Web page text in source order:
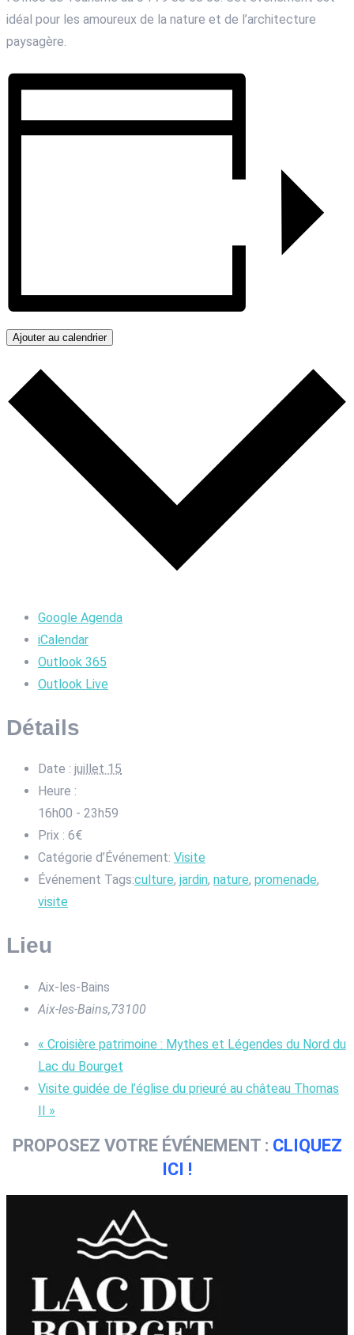
idéal pour les amoureux de la nature et de l’architecture
paysagère.
Ajouter au calendrier
Google Agenda
iCalendar
Outlook 365
Outlook Live
Détails
Date : juillet 15
Heure :
16h00 - 23h59
Prix : 6€
Catégorie d’Événement: Visite
Événement Tags:culture, jardin, nature, promenade,
visite
Lieu
Aix-les-Bains
Aix-les-Bains,73100
« Croisière patrimoine : Mythes et Légendes du Nord du
Lac du Bourget
Visite guidée de l’église du prieuré au château Thomas
II »
PROPOSEZ VOTRE ÉVÉNEMENT : CLIQUEZ
ICI !